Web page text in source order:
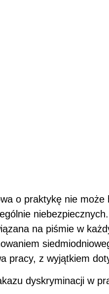
o praktykę nie może
na piśmie w
pracy, z wyjątkiem
dyskryminacji w